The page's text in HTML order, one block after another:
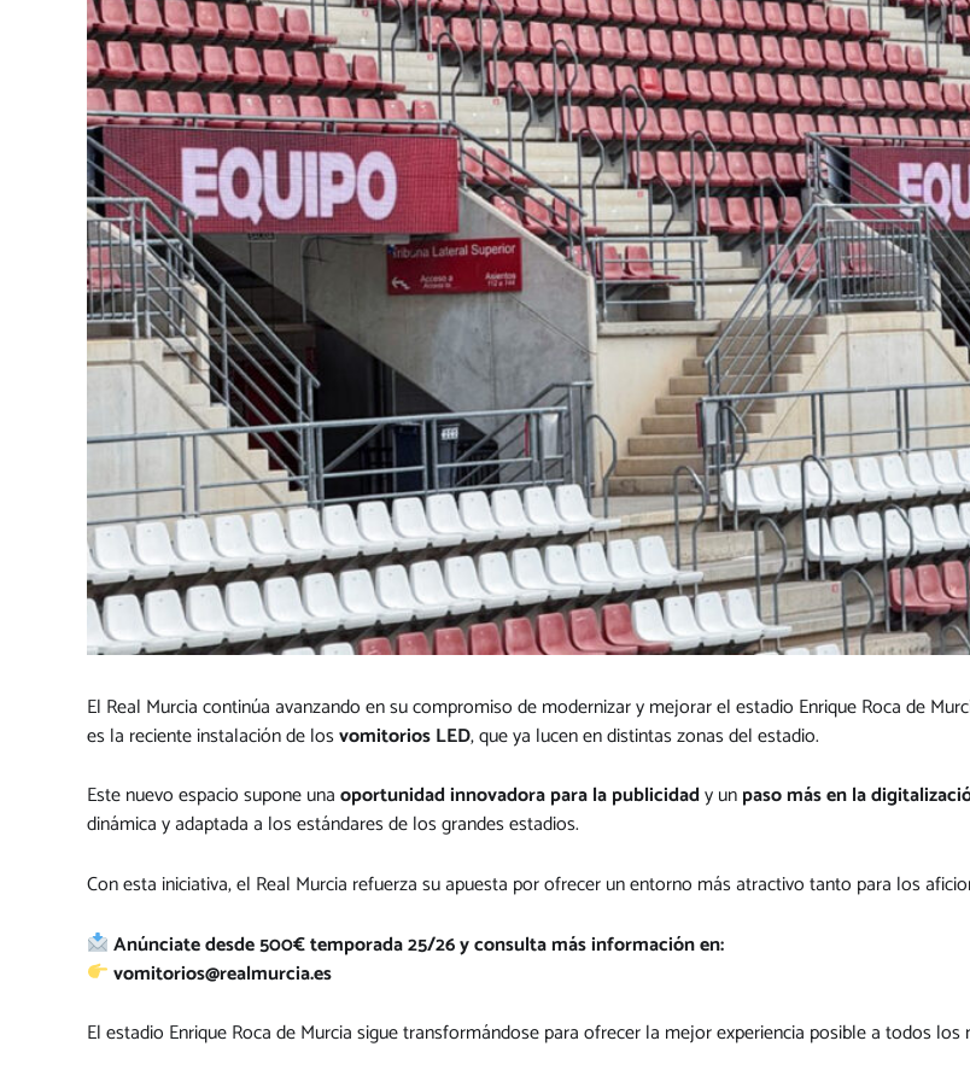
El Real Murcia continúa avanzando en su compromiso de modernizar y mejorar el estadio Enrique Roca de
es la reciente instalación de losvomitorios LED, que ya lucen en distintas zonas del estadio.
Este nuevo espacio supone unaoportunidad innovadora para la publicidady unpaso más en la
dinámica y adaptada a los estándares de los grandes estadios.
Con esta iniciativa, el Real Murcia refuerza su apuesta por ofrecer un entorno más atractivo tanto para los
Anúnciate desde 500€ temporada 25/26 y consulta más información en:
vomitorios@realmurcia.es
El estadio Enrique Roca de Murcia sigue transformándose para ofrecer la mejor experiencia posible a todos los